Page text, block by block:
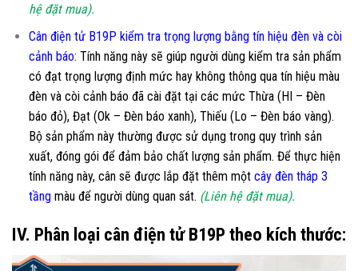
hệ đặt mua).
Cân điện tử B19P kiểm tra trọng lượng bằng tín hiệu đèn và còi
cảnh báo: Tính năng này sẽ giúp người dùng kiểm tra sản phẩm
có đạt trọng lượng định mức hay không thông qua tín hiệu màu
đèn và còi cảnh báo đã cài đặt tại các mức Thừa (HI – Đèn
báo đỏ), Đạt (Ok – Đèn báo xanh), Thiếu (Lo – Đèn báo vàng).
Bộ sản phẩm này thường được sử dụng trong quy trình sản
xuất, đóng gói để đảm bảo chất lượng sản phẩm. Để thực hiện
tính năng này, cân sẽ được lắp đặt thêm một cây đèn tháp 3
tầngmàu để người dùng quan sát. (Liên hệ đặt mua).
IV. Phân loại cân điện tử B19P theo kích thước: